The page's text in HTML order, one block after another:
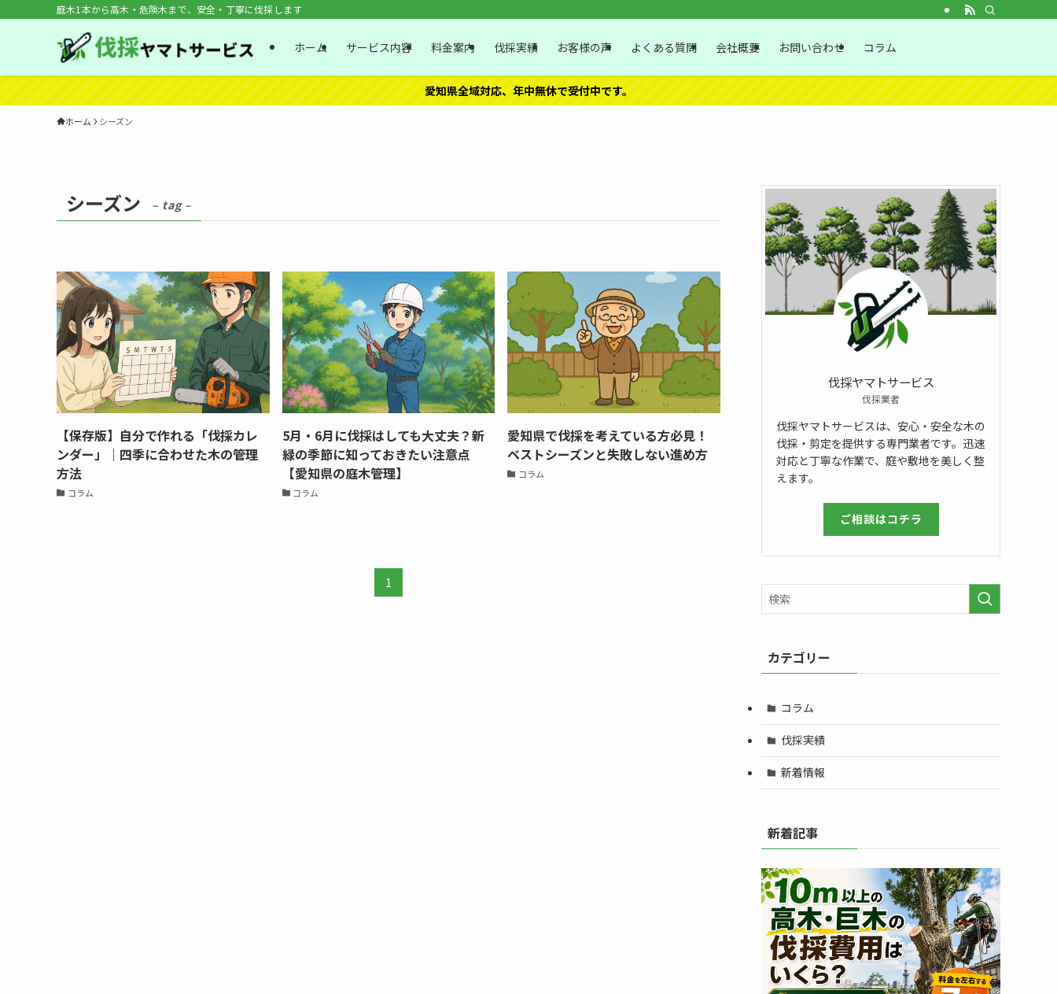
庭木1本から高木・危険木まで、安全・丁寧に伐採します
ホーム サービス内容 料金案内 伐採実績 お客様の声 よくある質問 会社概要 お問い合わせ コラム
愛知県全域対応、年中無休で受付中です。
ホーム シーズン
シーズン – tag –
【保存版】自分で作れる「伐採カレ
ンダー」｜四季に合わせた木の管理
方法
コラム
5月・6月に伐採はしても大丈夫？新
緑の季節に知っておきたい注意点
【愛知県の庭木管理】
コラム
愛知県で伐採を考えている方必見！
ベストシーズンと失敗しない進め方
コラム
1
伐採ヤマトサービス
伐採業者
伐採ヤマトサービスは、安心・安全な木の
伐採・剪定を提供する専門業者です。迅速
対応と丁寧な作業で、庭や敷地を美しく整
えます。
ご相談はコチラ
カテゴリー
コラム
伐採実績
新着情報
新着記事